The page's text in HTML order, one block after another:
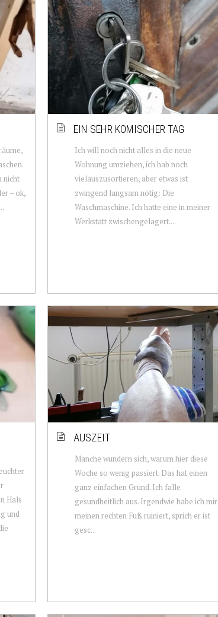
nicht
– ok,
EIN SEHR KOMISCHER TAG
Ich will noch nicht alles in die neue
Wohnung umziehen, ich hab noch
vielauszusortieren, aber etwas ist
zwingend langsam nötig: Die
Waschmaschine. Ich hatte eine in meiner
Werkstatt zwischengelagert....
Hals
und
AUSZEIT
Manche wundern sich, warum hier diese
Woche so wenig passiert. Das hat einen
ganz einfachen Grund. Ich falle
gesundheitlich aus. Irgendwie habe ich mir
meinen rechten Fuß ruiniert, sprich er ist
gesc...